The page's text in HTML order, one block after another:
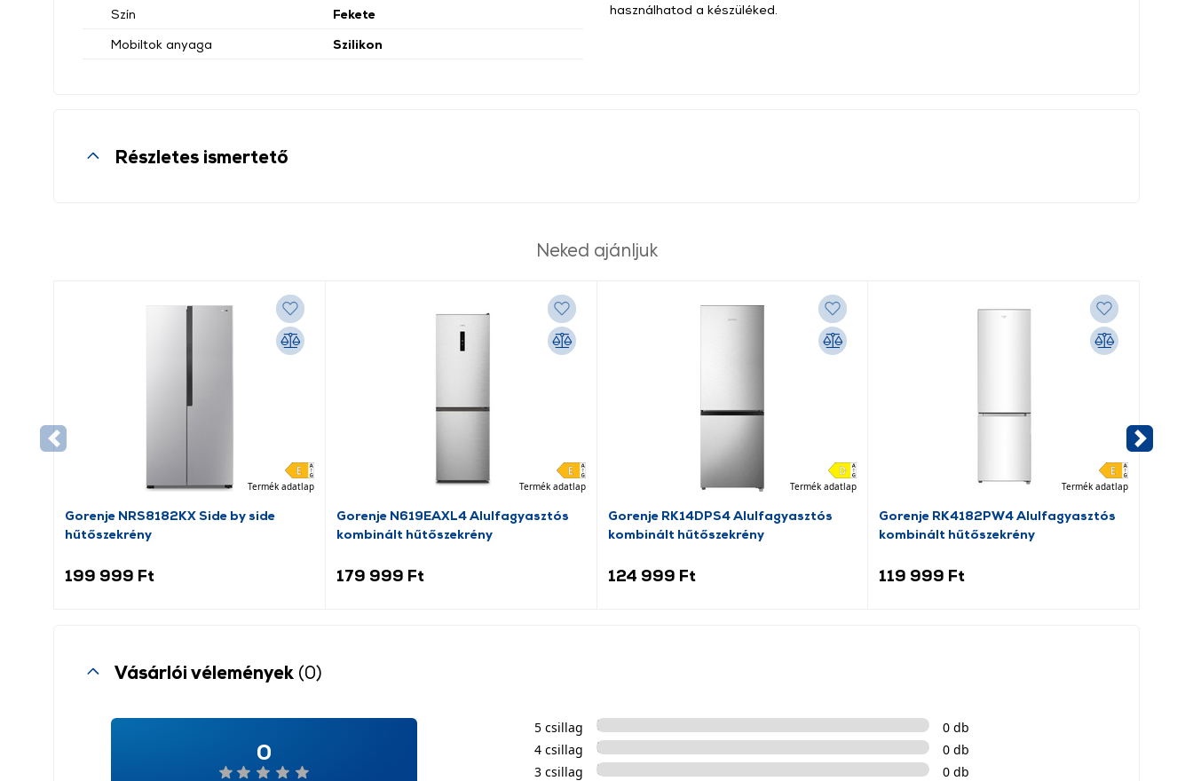
Szín
Fekete
Mobiltok anyaga
Szilikon
használhatod a készüléked.
Részletes ismertető
Neked ajánljuk
Termék adatlap
Gorenje NRS8182KX Side by side
hűtőszekrény
199 999 Ft
Termék adatlap
Gorenje N619EAXL4 Alulfagyasztós
kombinált hűtőszekrény
179 999 Ft
Termék adatlap
Gorenje RK14DPS4 Alulfagyasztós
kombinált hűtőszekrény
124 999 Ft
Termék adatlap
Gorenje RK4182PW4 Alulfagyasztós
kombinált hűtőszekrény
119 999 Ft
Vásárlói vélemények (0)
0
5 csillag
0 db
4 csillag
0 db
3 csillag
0 db